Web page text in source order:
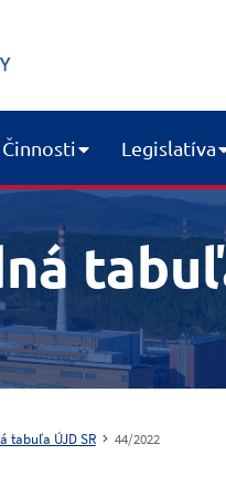
Činnosti Legislatíva
tabuľa ÚJD SR 44/2022